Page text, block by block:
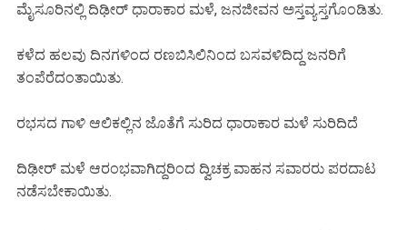
ಮೈಸೂರಿನಲ್ಲಿ ದಿಢೀರ್ ಧಾರಾಕಾರ ಮಳೆ, ಜನಜೀವನ ಅಸ್ತವ್ಯಸ್ತಗೊಂಡಿತು.
ಕಳೆದ ಹಲವು ದಿನಗಳಿಂದ ರಣಬಿಸಿಲಿನಿಂದ‌ ಬಸವಳಿದಿದ್ದ ಜನರಿಗೆ
ತಂಪೆರೆದಂತಾಯಿತು.
ರಭಸದ ಗಾಳಿ ಆಲಿಕಲ್ಲಿನ ಜೊತೆಗೆ ಸುರಿದ ಧಾರಾಕಾರ ಮಳೆ ಸುರಿದಿದೆ
ದಿಢೀರ್ ಮಳೆ ಆರಂಭವಾಗಿದ್ದರಿಂದ ದ್ವಿಚಕ್ರ ವಾಹನ ಸವಾರರು ಪರದಾಟ
ನಡೆಸಬೇಕಾಯಿತು.